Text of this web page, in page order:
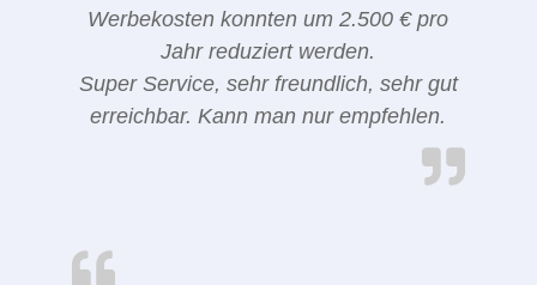
Werbekosten konnten um 2.500 € pro
Jahr reduziert werden.
Super Service, sehr freundlich, sehr gut
erreichbar. Kann man nur empfehlen.